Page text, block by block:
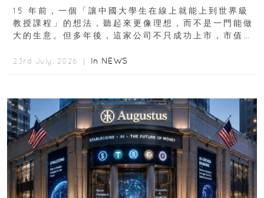
15 年前，一個「讓中國大學生在線上就能上到世界級
教授課程」的想法，聽起來更像理想，而不是一門能做
大的生意。但多年後，這家公司不只成功上市，市值更
23rd July, 2026 ｜ In NEWS